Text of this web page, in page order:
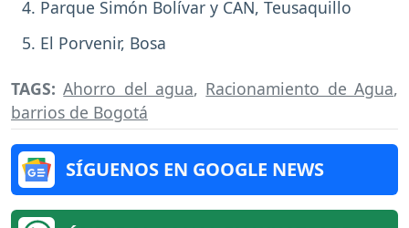
Parque Simón Bolívar y CAN, Teusaquillo
El Porvenir, Bosa
TAGS:Ahorro del agua, Racionamiento de Agua,
barrios de Bogotá
SÍGUENOS EN GOOGLE NEWS